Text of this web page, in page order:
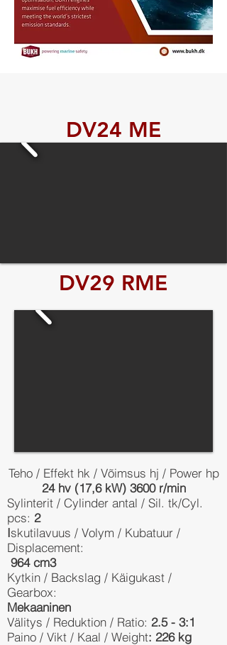
DV24 ME
DV29 RME
Teho / Effekt hk / Võimsus hj / Power hp
24 hv (17,6 kW) 3600 r/min
Sylinterit / Cylinder antal / Sil. tk/Cyl.
pcs: 2
Iskutilavuus / Volym / Kubatuur /
Displacement:
964 cm3
Kytkin / Backslag / Käigukast /
Gearbox:
Mekaaninen
Välitys / Reduktion / Ratio: 2.5 - 3:1
Paino / Vikt / Kaal / Weight: 226 kg